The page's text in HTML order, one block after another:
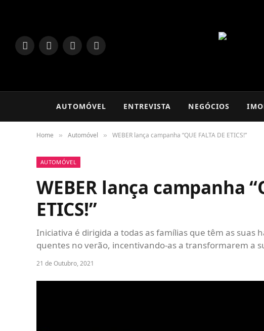
LinkedInFacebookInstagram
TikTok
AUTOMÓVEL ENTREVISTA NEGÓCIOS
Home » Automóvel » WEBER lança campanha “QUE FALTA DE ETICS!”
AUTOMÓVEL
WEBER lança campanha
ETICS!”
Iniciativa é dirigida a todas as famílias que têm as suas
quentes no verão, incentivando-as a transformarem a
21 de Outubro, 2021